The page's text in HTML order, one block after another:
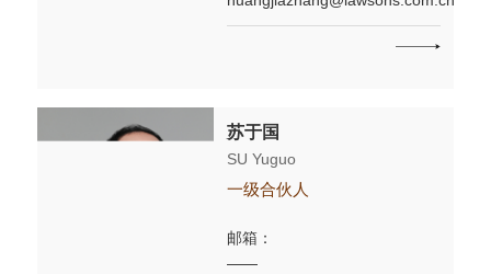
苏于国
SU Yuguo
一级合伙人
邮箱：
——